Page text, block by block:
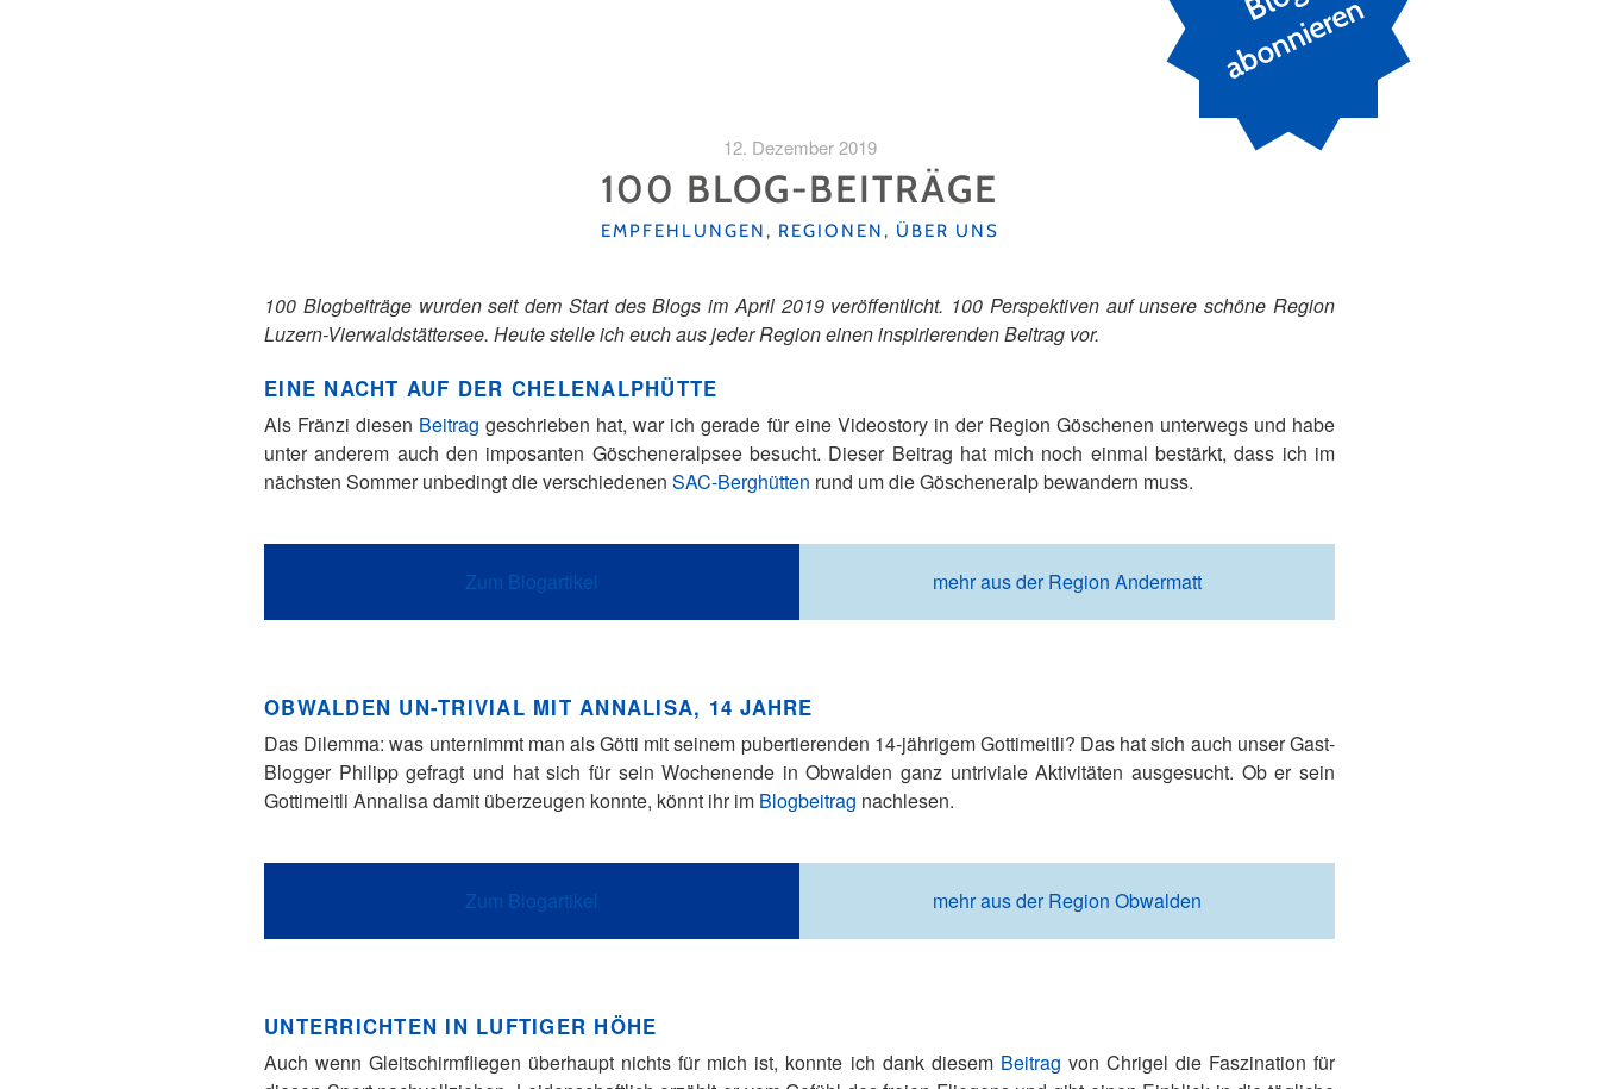
n
12. Dezember 2019
100 BLOG-BEITRÄGE
KATEGORIEN
EMPFEHLUNGEN, REGIONEN, ÜBER UNS
100 Blogbeiträge wurden seit dem Start des Blogs im April 2019 veröffentlicht. 100 Perspektiven auf unsere schöne Region
Luzern-Vierwaldstättersee. Heute stelle ich euch aus jeder Region einen inspirierenden Beitrag vor.
EINE NACHT AUF DER CHELENALPHÜTTE
Als Fränzi diesen Beitrag geschrieben hat, war ich gerade für eine Videostory in der Region Göschenen unterwegs und habe
unter anderem auch den imposanten Göscheneralpsee besucht. Dieser Beitrag hat mich noch einmal bestärkt, dass ich im
nächsten Sommer unbedingt die verschiedenen SAC-Berghütten rund um die Göscheneralp bewandern muss.
Zum Blogartikel mehr aus der Region Andermatt
OBWALDEN UN-TRIVIAL MIT ANNALISA, 14 JAHRE
Das Dilemma: was unternimmt man als Götti mit seinem pubertierenden 14-jährigem Gottimeitli? Das hat sich auch unser Gast-
Blogger Philipp gefragt und hat sich für sein Wochenende in Obwalden ganz untriviale Aktivitäten ausgesucht. Ob er sein
Gottimeitli Annalisa damit überzeugen konnte, könnt ihr im Blogbeitrag nachlesen.
Zum Blogartikel mehr aus der Region Obwalden
UNTERRICHTEN IN LUFTIGER HÖHE
Auch wenn Gleitschirmfliegen überhaupt nichts für mich ist, konnte ich dank diesem Beitrag von Chrigel die Faszination für